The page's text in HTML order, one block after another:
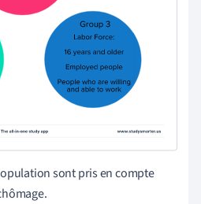
sont pris en compte